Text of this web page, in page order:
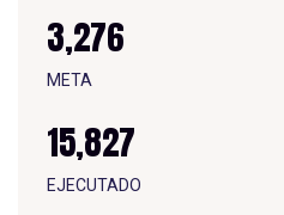
3,276
META
15,827
EJECUTADO